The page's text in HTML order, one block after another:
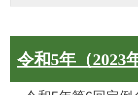
令和5年（2023